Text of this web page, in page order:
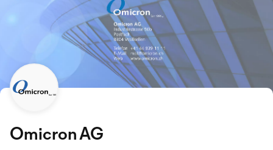
Omicron AG